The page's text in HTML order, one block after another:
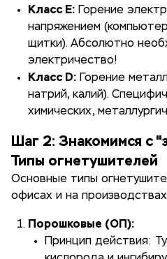
Класс E: Горение
напряжением
щитки). Абсолютно
электричество!
Класс D: Горение
натрий, калий).
химических,
Шаг 2: Знакомимся с
Типы огнетушителей
Основные типы
офисах и на
Порошковые (ОП):
Принцип действия: